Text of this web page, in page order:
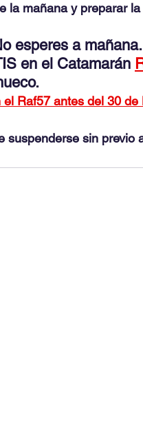
la mañana y preparar
esperes a
en el Catamarán
Raf57 antes del 30 de
suspenderse sin previo